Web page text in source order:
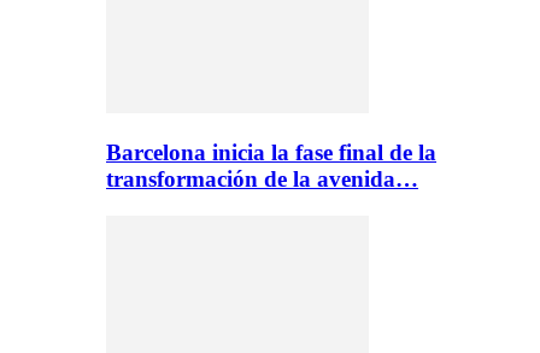
Barcelona inicia la fase final de la
transformación de la avenida…